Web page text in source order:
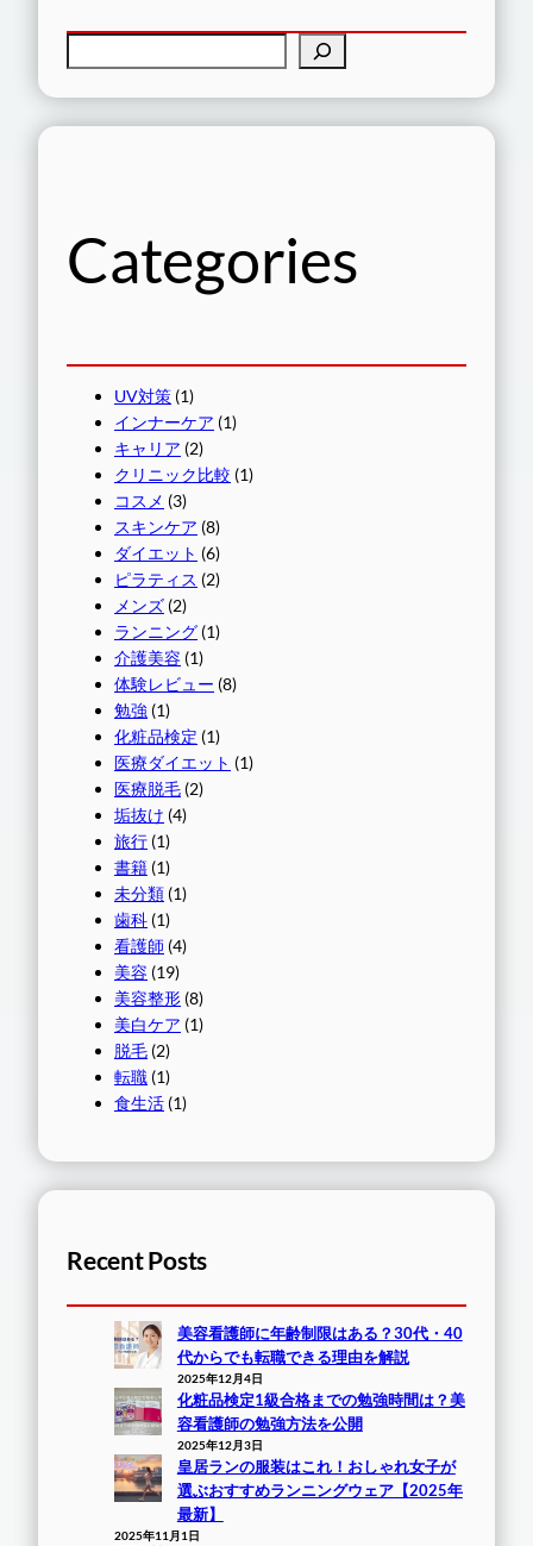
索
Categories
UV対策 (1)
インナーケア (1)
キャリア (2)
クリニック比較 (1)
コスメ (3)
スキンケア (8)
ダイエット (6)
ピラティス (2)
メンズ (2)
ランニング (1)
介護美容 (1)
体験レビュー (8)
勉強 (1)
化粧品検定 (1)
医療ダイエット (1)
医療脱毛 (2)
垢抜け (4)
旅行 (1)
書籍 (1)
未分類 (1)
歯科 (1)
看護師 (4)
美容 (19)
美容整形 (8)
美白ケア (1)
脱毛 (2)
転職 (1)
食生活 (1)
Recent Posts
美容看護師に年齢制限はある？30代・40
代からでも転職できる理由を解説
2025年12月4日
化粧品検定1級合格までの勉強時間は？美
容看護師の勉強方法を公開
2025年12月3日
皇居ランの服装はこれ！おしゃれ女子が
選ぶおすすめランニングウェア【2025年
最新】
2025年11月1日